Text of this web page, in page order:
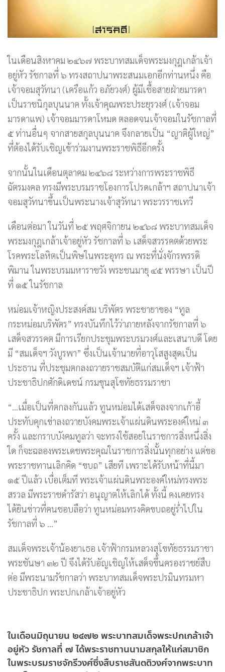
ในเดือนสิงหาคม ๒๔๖๗ พระบาทสมเด็จพระมงกุฎเกล้าเจ้า
อยู่หัว รัชกาลที่ ๖ ทรงสถาปนาพระสนมเอกอีกท่านหนึ่ง คือ
เจ้าจอมสุวัทนา (เครือแก้ว อภัยวงศ์) ผู้มีเชื้อสายฝ่ายมารดา
เป็นราชนิกุลบุนนาค ทั้งเจ้าคุณพระประยุรวงศ์ (เจ้าจอม
มารดาแพ) เจ้าจอมมารดาโหมด ตลอดจนเจ้าจอมในรัชกาลที่
๕ ท่านอื่นๆ จากสายสกุลบุนนาค จึงกลายเป็น “ญาติผู้ใหญ่”
ที่ต้องได้รับเชิญเข้าร่วมงานพระราชพิธีอีกครั้ง
จากนั้นในเดือนตุลาคม ๒๔๖๘ ระหว่างการพระราชพิธี
ฉัตรมงคล ทรงมีพระบรมราชโองการโปรดเกล้าฯ สถาปนาเจ้า
จอมสุวัทนาขึ้นเป็นพระนางเจ้าสุวัทนา พระวรราชเทวี
เดือนต่อมา ในวันที่ ๒๕ พฤศจิกายน ๒๔๖๘ พระบาทสมเด็จ
พระมงกุฎเกล้าเจ้าอยู่หัว รัชกาลที่ ๖ เสด็จสวรรคตด้วยพระ
โรคพระโลหิตเป็นพิษในพระอุทร ณ พระที่นั่งจักรพรรดิ
พิมาน ในพระบรมมหาราชวัง พระชนมายุ ๔๕ พรรษา เป็นปี
ที่ ๑๕ ในรัชกาล
หม่อมเจ้าหญิงประสงค์สม บริพัตร พระชายาของ “ทูล
กระหม่อมบริพัตร” ทรงบันทึกไว้ว่าภายหลังจากรัชกาลที่ ๖
เสด็จสวรรคต มีการเรียกประชุมพระบรมวงศ์และเสนาบดี โดย
มี “สมเด็จฯ วังบูรพา” ซึ่งเป็นเจ้านายที่อาวุโสสูงสุดเป็น
ประธาน ที่ประชุมตกลงถวายราชสมบัติแก่สมเด็จฯ เจ้าฟ้า
ประชาธิปกศักดิเดชน์ กรมขุนสุโขทัยธรรมราชา
“…เมื่อเป็นที่ตกลงกันแล้ว ทูนหม่อมได้เสด็จลงจากเก้าอี้
ประทับคุกเข่าลงถวายบังคมพระเจ้าแผ่นดินพระองค์ใหม่ ๓
ครั้ง และกราบบังคมทูลว่า จะทรงใช้สอยในราชการสิ่งหนึ่งสิ่ง
ใด ก็จะฉลองพระเดชพระคุณในราชการสิ่งนั้นทุกอย่าง แต่ขอ
พระราชทานเลิกคิด “ขบถ” เสียที เพราะได้รับหน้าที่นี้มา
๑๕ ปีแล้ว เบื่อเต็มที พระเจ้าแผ่นดินพระองค์ใหม่ทรงพระ
สรวล มีพระราชดำรัสว่า อนุญาตให้เลิกได้ ทั้งนี้ คงเคยทรง
ได้ยินข่าวที่คนชอบลือว่า ทูนหม่อมทรงคิดขบถอยู่ร่ำไปใน
รัชกาลที่ ๖ …”
สมเด็จพระเจ้าน้องยาเธอ เจ้าฟ้ากรมหลวงสุโขทัยธรรมราชา
พระชันษา ๓๒ ปี จึงได้รับอัญเชิญให้เสด็จขึ้นครองราชย์สืบ
ต่อ มีพระนามรัชกาลว่า พระบาทสมเด็จพระปรมินทรมหา
ประชาธิปก พระปกเกล้าเจ้าอยู่หัว
ในเดือนมิถุนายน ๒๔๗๒ พระบาทสมเด็จพระปกเกล้าเจ้า
อยู่หัว รัชกาลที่ ๗ ได้พระราชทานนามสกุลให้แก่สมาชิก
ในพระบรมราชจักรีวงศ์ซึ่งสืบราชสันตติวงศ์จากพระบาท